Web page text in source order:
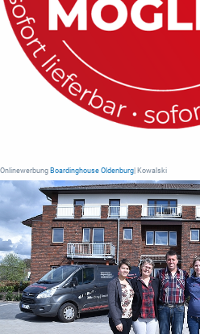
Onlinewerbung Boardinghouse Oldenburg | Kowalski